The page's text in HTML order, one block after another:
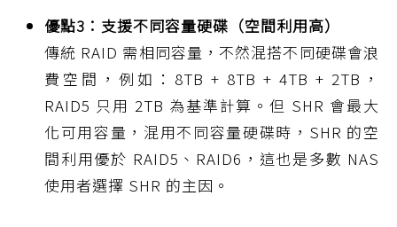
優點3：支援不同容量硬碟（空間利用高）
傳統 RAID 需相同容量，不然混搭不同硬碟會浪
費空間，例如：8TB + 8TB + 4TB + 2TB，
RAID5 只用 2TB 為基準計算。但 SHR 會最大
化可用容量，混用不同容量硬碟時，SHR 的空
間利用優於 RAID5、RAID6，這也是多數 NAS
使用者選擇 SHR 的主因。